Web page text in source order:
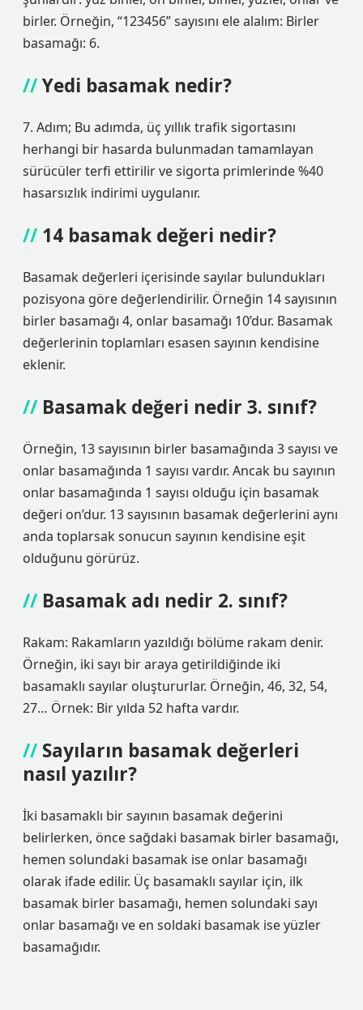
birler. Örneğin, “123456” sayısını ele alalım: Birler
basamağı: 6.
Yedi basamak nedir?
7. Adım; Bu adımda, üç yıllık trafik sigortasını
herhangi bir hasarda bulunmadan tamamlayan
sürücüler terfi ettirilir ve sigorta primlerinde %40
hasarsızlık indirimi uygulanır.
14 basamak değeri nedir?
Basamak değerleri içerisinde sayılar bulundukları
pozisyona göre değerlendirilir. Örneğin 14 sayısının
birler basamağı 4, onlar basamağı 10’dur. Basamak
değerlerinin toplamları esasen sayının kendisine
eklenir.
Basamak değeri nedir 3. sınıf?
Örneğin, 13 sayısının birler basamağında 3 sayısı ve
onlar basamağında 1 sayısı vardır. Ancak bu sayının
onlar basamağında 1 sayısı olduğu için basamak
değeri on’dur. 13 sayısının basamak değerlerini aynı
anda toplarsak sonucun sayının kendisine eşit
olduğunu görürüz.
Basamak adı nedir 2. sınıf?
Rakam: Rakamların yazıldığı bölüme rakam denir.
Örneğin, iki sayı bir araya getirildiğinde iki
basamaklı sayılar oluştururlar. Örneğin, 46, 32, 54,
27… Örnek: Bir yılda 52 hafta vardır.
Sayıların basamak değerleri
nasıl yazılır?
İki basamaklı bir sayının basamak değerini
belirlerken, önce sağdaki basamak birler basamağı,
hemen solundaki basamak ise onlar basamağı
olarak ifade edilir. Üç basamaklı sayılar için, ilk
basamak birler basamağı, hemen solundaki sayı
onlar basamağı ve en soldaki basamak ise yüzler
basamağıdır.